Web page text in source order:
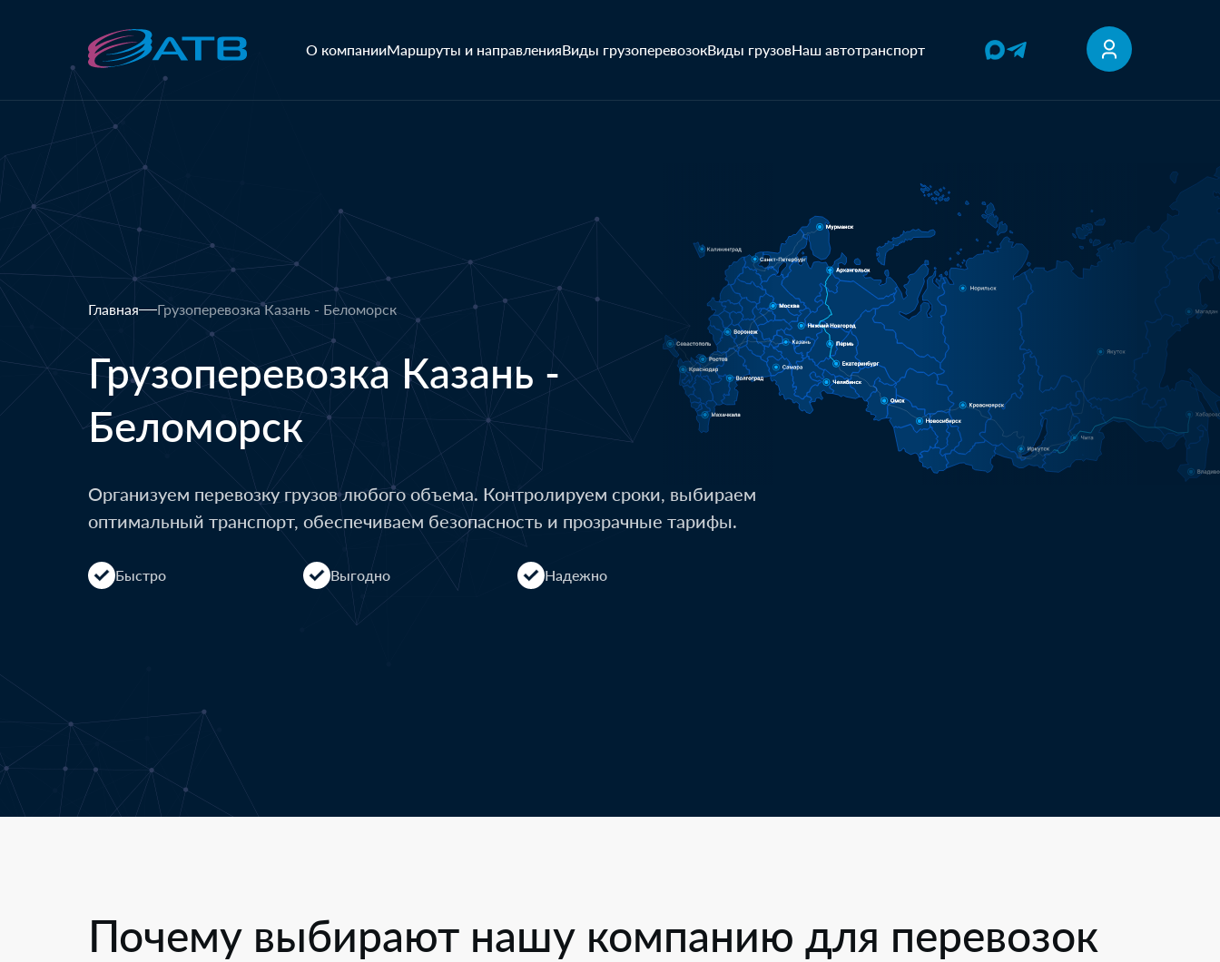
О компанииМаршруты и направленияВиды грузоперевозокВиды грузовНаш автотранспорт
Главная Грузоперевозка Казань - Беломорск
Грузоперевозка Казань -
Беломорск
Организуем перевозку грузов любого объема. Контролируем сроки, выбираем
оптимальный транспорт, обеспечиваем безопасность и прозрачные тарифы.
Быстро Выгодно Надежно
Почему выбирают нашу компанию для перевозок